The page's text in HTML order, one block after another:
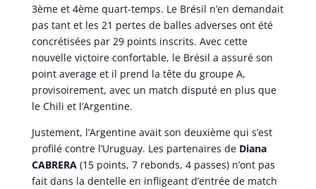
3ème et 4ème quart-temps. Le Brésil n’en demandait
pas tant et les 21 pertes de balles adverses ont été
concrétisées par 29 points inscrits. Avec cette
nouvelle victoire confortable, le Brésil a assuré son
point average et il prend la tête du groupe A,
provisoirement, avec un match disputé en plus que
le Chili et l’Argentine.
Justement, l’Argentine avait son deuxième qui s’est
profilé contre l’Uruguay. Les partenaires de Diana
CABRERA(15 points, 7 rebonds, 4 passes) n’ont pas
fait dans la dentelle en infligeant d’entrée de match